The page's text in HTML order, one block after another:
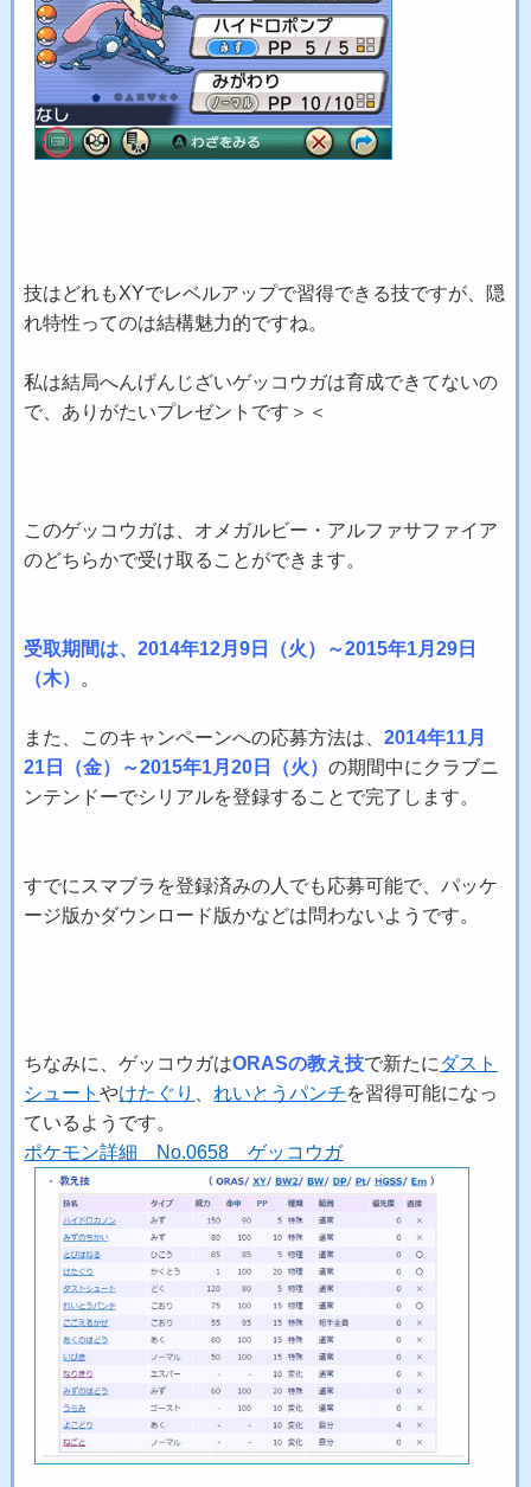
技はどれもXYでレベルアップで習得できる技ですが、隠
れ特性ってのは結構魅力的ですね。
私は結局へんげんじざいゲッコウガは育成できてないの
で、ありがたいプレゼントです＞＜
このゲッコウガは、オメガルビー・アルファサファイア
のどちらかで受け取ることができます。
受取期間は、2014年12月9日（火）～2015年1月29日
（木） 。
また、このキャンペーンへの応募方法は、2014年11月
21日（金）～2015年1月20日（火）の期間中にクラブニ
ンテンドーでシリアルを登録することで完了します。
すでにスマブラを登録済みの人でも応募可能で、パッケ
ージ版かダウンロード版かなどは問わないようです。
ちなみに、ゲッコウガはORASの教え技で新たに ダスト
シュートやけたぐり 、れいとうパンチを習得可能になっ
ているようです。
ポケモン詳細 No.0658 ゲッコウガ